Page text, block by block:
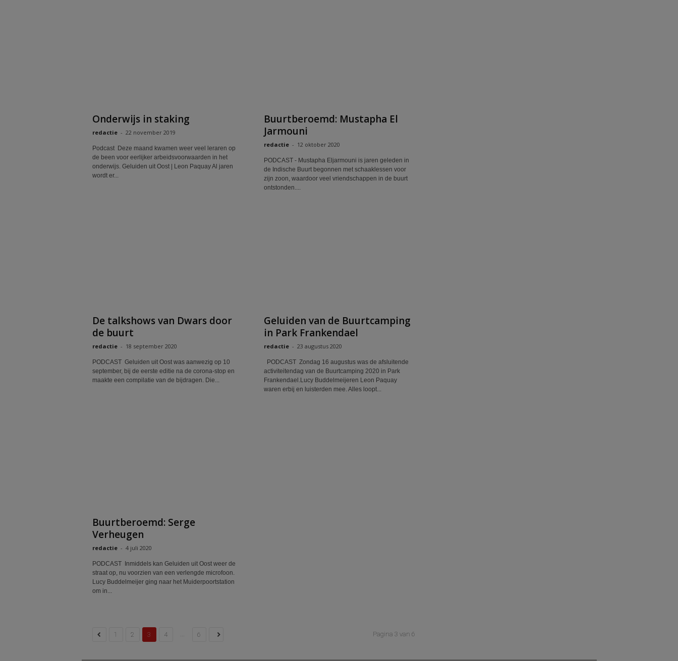
Onderwijs in staking
redactie - 22 november 2019
Podcast Deze maand kwamen weer veel leraren op
de been voor eerlijker arbeidsvoorwaarden in het
onderwijs. Geluiden uit Oost | Leon Paquay Al jaren
wordt er...
Buurtberoemd: Mustapha El
Jarmouni
redactie - 12 oktober 2020
PODCAST - Mustapha Eljarmouni is jaren geleden in
de Indische Buurt begonnen met schaaklessen voor
zijn zoon, waardoor veel vriendschappen in de buurt
ontstonden....
De talkshows van Dwars door
de buurt
redactie - 18 september 2020
PODCAST Geluiden uit Oost was aanwezig op 10
september, bij de eerste editie na de corona-stop en
maakte een compilatie van de bijdragen. Die...
Geluiden van de Buurtcamping
in Park Frankendael
redactie - 23 augustus 2020
PODCAST Zondag 16 augustus was de afsluitende
activiteitendag van de Buurtcamping 2020 in Park
Frankendael.Lucy Buddelmeijeren Leon Paquay
waren erbij en luisterden mee. Alles loopt...
Buurtberoemd: Serge
Verheugen
redactie - 4 juli 2020
PODCAST Inmiddels kan Geluiden uit Oost weer de
straat op, nu voorzien van een verlengde microfoon.
Lucy Buddelmeijer ging naar het Muiderpoortstation
om in...
1 2 3 4 ... 6 Pagina 3 van 6